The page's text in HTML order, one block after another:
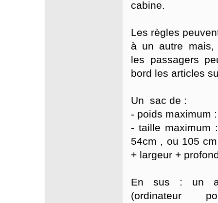
cabine.
Les règles
à un autre
les passagers
bord les articles
Un sac de :
- poids maximum
- taille maximum
54cm , ou 105
+ largeur +
En sus : un
(ordinateur